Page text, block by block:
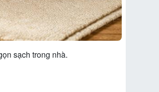
sạch trong nhà.